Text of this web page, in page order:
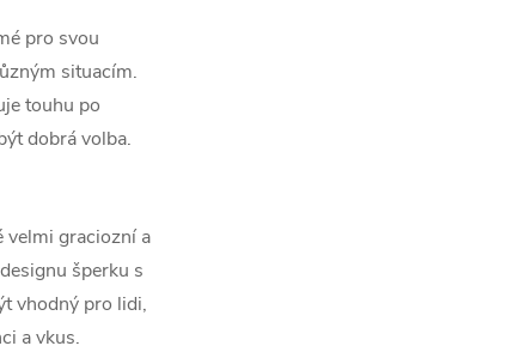
pro svou
situacím.
touhu po
dobrá volba.
velmi graciozní a
šperku s
vhodný pro lidi,
a vkus.